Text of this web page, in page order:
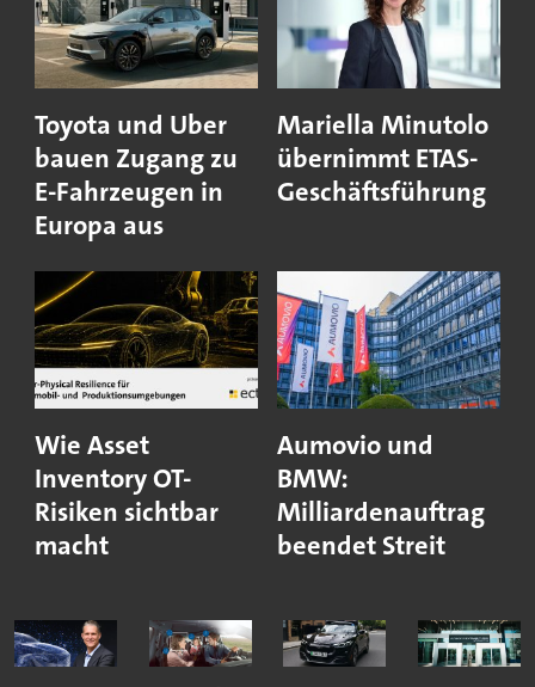
Toyota und Uber
bauen Zugang zu
E-Fahrzeugen in
Europa aus
Mariella Minutolo
übernimmt ETAS-
Geschäftsführung
Wie Asset
Inventory OT-
Risiken sichtbar
macht
Aumovio und
BMW:
Milliardenauftrag
beendet Streit